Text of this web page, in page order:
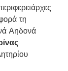
τη
Αηδονά